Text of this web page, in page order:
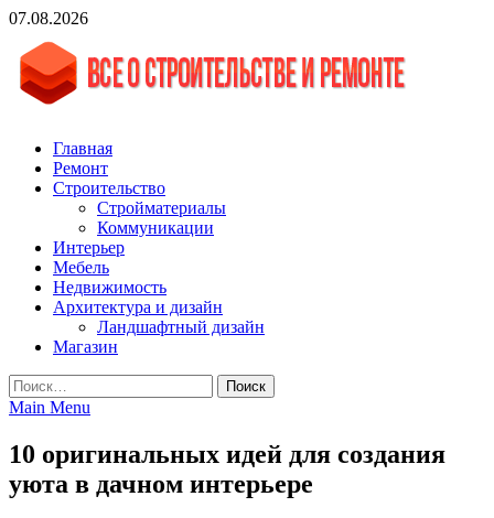
Skip
content
07.08.2026
vgasa.ru
Строительный журнал. Всё о строительстве и ремонтах
Главная
Ремонт
Строительство
Стройматериалы
Коммуникации
Интерьер
Мебель
Недвижимость
Архитектура и дизайн
Ландшафтный дизайн
Магазин
Найти:
Main Menu
10 оригинальных идей для создания
уюта в дачном интерьере